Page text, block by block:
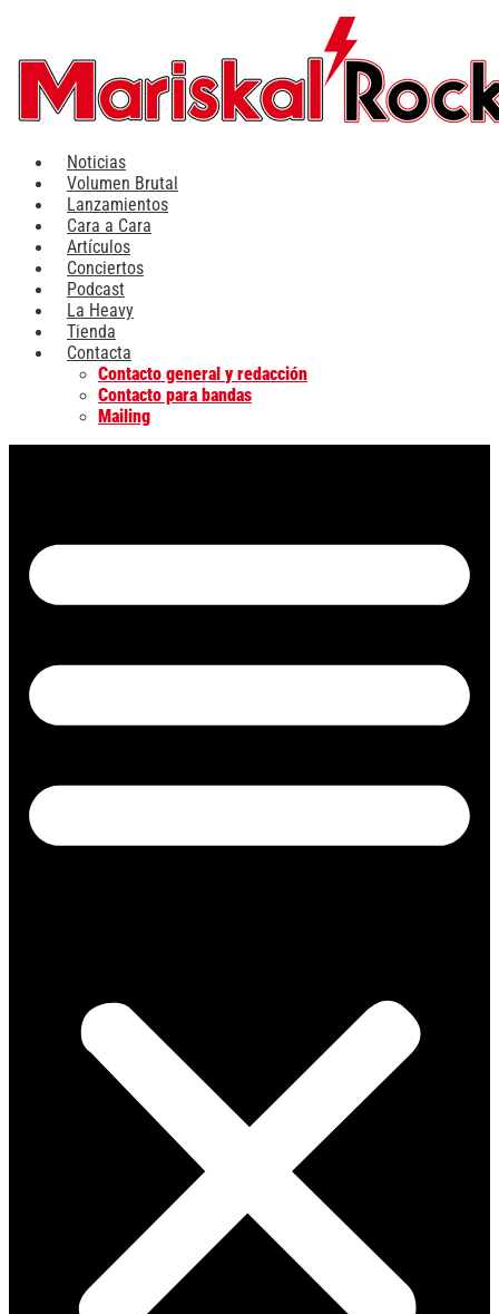
contenido
Noticias
Volumen Brutal
Lanzamientos
Cara a Cara
Artículos
Conciertos
Podcast
La Heavy
Tienda
Contacta
Contacto general y redacción
Contacto para bandas
Mailing